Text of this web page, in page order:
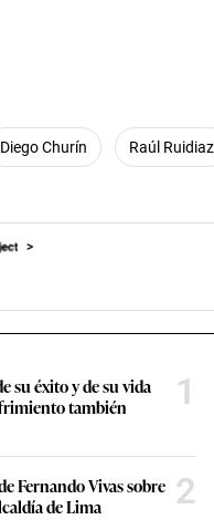
Diego Churín Raúl Ruidiaz
su éxito y de su vida
también
1
Fernando Vivas sobre
de Lima
2